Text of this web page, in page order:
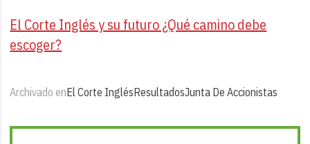
El Corte Inglés y su futuro ¿Qué camino debe
escoger?
Archivado enEl Corte InglésResultadosJunta De Accionistas